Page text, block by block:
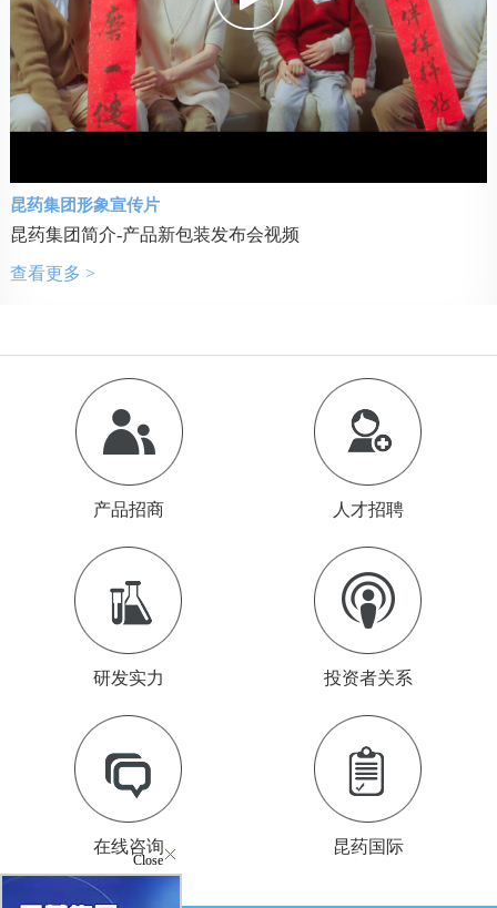
昆药集团形象宣传片
昆药集团简介-产品新包装发布会视频
查看更多 >
产品招商 人才招聘
研发实力 投资者关系
在线咨询 昆药国际
Close